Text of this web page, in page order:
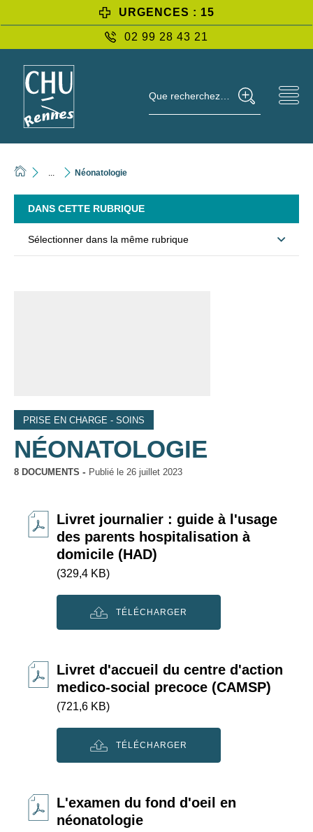
URGENCES : 15
02 99 28 43 21
Que recherchez-vous ?
Néonatologie
DANS CETTE RUBRIQUE
Sélectionner dans la même rubrique
PRISE EN CHARGE - SOINS
NÉONATOLOGIE
8 DOCUMENTS Publié le 26 juillet 2023
Livret journalier : guide à l'usage
des parents hospitalisation à
domicile (HAD)
(329,4 KB)
TÉLÉCHARGER
Livret d'accueil du centre d'action
medico-social precoce (CAMSP)
(721,6 KB)
TÉLÉCHARGER
L'examen du fond d'oeil en
néonatologie